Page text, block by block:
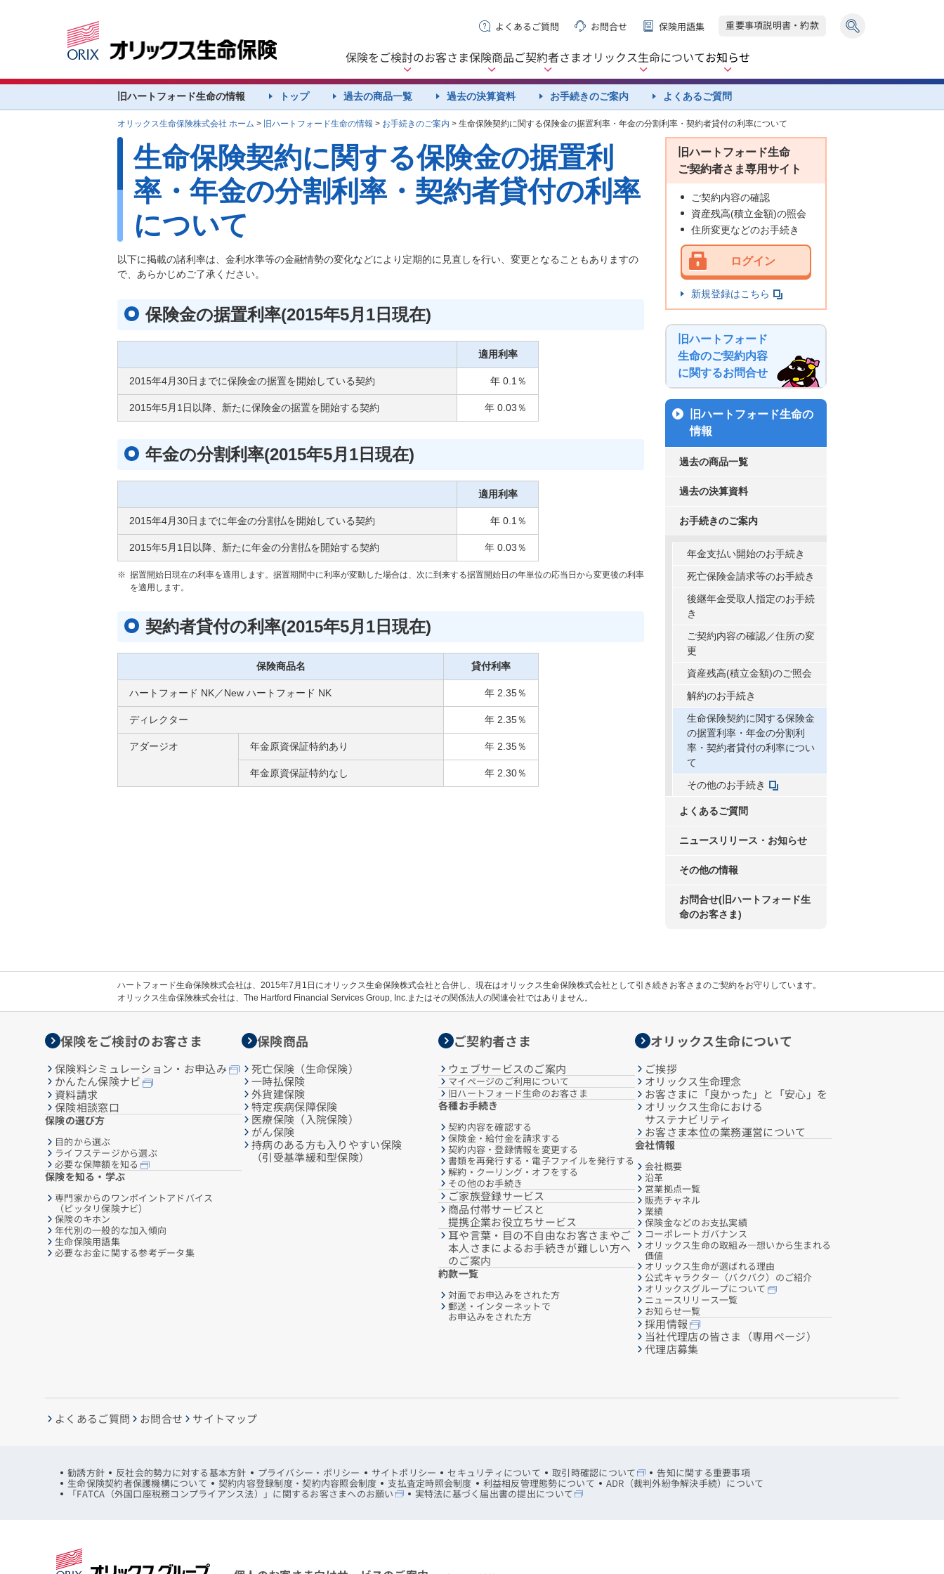
保険をご検討のお客さま保険商品ご契約者さまオリックス生命についてお知らせ
よくあるご質問 お問合せ 保険用語集 重要事項説明書・約款
旧ハートフォード生命の情報 トップ 過去の商品一覧 過去の決算資料 お手続きのご案内 よくあるご質問
オリックス生命保険株式会社 ホーム > 旧ハートフォード生命の情報 > お手続きのご案内 > 生命保険契約に関する保険金の据置利率・年金の分割利率・契約者貸付の利率について
生命保険契約に関する保険金の据置利
率・年金の分割利率・契約者貸付の利率
について
以下に掲載の諸利率は、金利水準等の金融情勢の変化などにより定期的に見直しを行い、変更となることもありますの
で、あらかじめご了承ください。
保険金の据置利率(2015年5月1日現在)
適用利率
2015年4月30日までに保険金の据置を開始している契約 年 0.1％
2015年5月1日以降、新たに保険金の据置を開始する契約 年 0.03％
年金の分割利率(2015年5月1日現在)
適用利率
2015年4月30日までに年金の分割払を開始している契約 年 0.1％
2015年5月1日以降、新たに年金の分割払を開始する契約 年 0.03％
※ 据置開始日現在の利率を適用します。据置期間中に利率が変動した場合は、次に到来する据置開始日の年単位の応当日から変更後の利率
を適用します。
契約者貸付の利率(2015年5月1日現在)
保険商品名 貸付利率
ハートフォード NK／New ハートフォード NK 年 2.35％
ディレクター 年 2.35％
アダージオ 年金原資保証特約あり 年 2.35％
年金原資保証特約なし 年 2.30％
旧ハートフォード生命
ご契約者さま専用サイト
ご契約内容の確認
資産残高(積立金額)の照会
住所変更などのお手続き
ログイン
新規登録はこちら
旧ハートフォード
生命のご契約内容
に関するお問合せ
旧ハートフォード生命の
情報
過去の商品一覧
過去の決算資料
お手続きのご案内
年金支払い開始のお手続き
死亡保険金請求等のお手続き
後継年金受取人指定のお手続
き
ご契約内容の確認／住所の変
更
資産残高(積立金額)のご照会
解約のお手続き
生命保険契約に関する保険金
の据置利率・年金の分割利
率・契約者貸付の利率につい
て
その他のお手続き
よくあるご質問
ニュースリリース・お知らせ
その他の情報
お問合せ(旧ハートフォード生
命のお客さま)
ハートフォード生命保険株式会社は、2015年7月1日にオリックス生命保険株式会社と合併し、現在はオリックス生命保険株式会社として引き続きお客さまのご契約をお守りしています。
オリックス生命保険株式会社は、The Hartford Financial Services Group, Inc.またはその関係法人の関連会社ではありません。
保険をご検討のお客さま
保険料シミュレーション・お申込み
かんたん保険ナビ
資料請求
保険相談窓口
保険の選び方
目的から選ぶ
ライフステージから選ぶ
必要な保障額を知る
保険を知る・学ぶ
専門家からのワンポイントアドバイス
（ピッタリ保険ナビ）
保険のキホン
年代別の一般的な加入傾向
生命保険用語集
必要なお金に関する参考データ集
保険商品
死亡保険（生命保険）
一時払保険
外貨建保険
特定疾病保障保険
医療保険（入院保険）
がん保険
持病のある方も入りやすい保険
（引受基準緩和型保険）
ご契約者さま
ウェブサービスのご案内
マイページのご利用について
旧ハートフォード生命のお客さま
各種お手続き
契約内容を確認する
保険金・給付金を請求する
契約内容・登録情報を変更する
書類を再発行する・電子ファイルを発行する
解約・クーリング・オフをする
その他のお手続き
ご家族登録サービス
商品付帯サービスと
提携企業お役立ちサービス
耳や言葉・目の不自由なお客さまやご
本人さまによるお手続きが難しい方へ
のご案内
約款一覧
対面でお申込みをされた方
郵送・インターネットで
お申込みをされた方
オリックス生命について
ご挨拶
オリックス生命理念
お客さまに「良かった」と「安心」を
オリックス生命における
サステナビリティ
お客さま本位の業務運営について
会社情報
会社概要
沿革
営業拠点一覧
販売チャネル
業績
保険金などのお支払実績
コーポレートガバナンス
オリックス生命の取組み―想いから生まれる
価値
オリックス生命が選ばれる理由
公式キャラクター（バクバク）のご紹介
オリックスグループについて
ニュースリリース一覧
お知らせ一覧
採用情報
当社代理店の皆さま（専用ページ）
代理店募集
よくあるご質問 お問合せ サイトマップ
勧誘方針 反社会的勢力に対する基本方針 プライバシー・ポリシー サイトポリシー セキュリティについて 取引時確認について 告知に関する重要事項
生命保険契約者保護機構について 契約内容登録制度・契約内容照会制度 支払査定時照会制度 利益相反管理態勢について ADR（裁判外紛争解決手続）について
「FATCA（外国口座税務コンプライアンス法）」に関するお客さまへのお願い 実特法に基づく届出書の提出について